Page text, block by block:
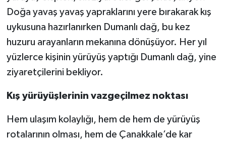
Doğa yavaş yavaş yapraklarını yere bırakarak kış
uykusuna hazırlanırken Dumanlı dağ, bu kez
huzuru arayanların mekanına dönüşüyor. Her yıl
yüzlerce kişinin yürüyüş yaptığı Dumanlı dağ, yine
ziyaretçilerini bekliyor.
Kış yürüyüşlerinin vazgeçilmez noktası
Hem ulaşım kolaylığı, hem de hem de yürüyüş
rotalarının olması, hem de Çanakkale’de kar